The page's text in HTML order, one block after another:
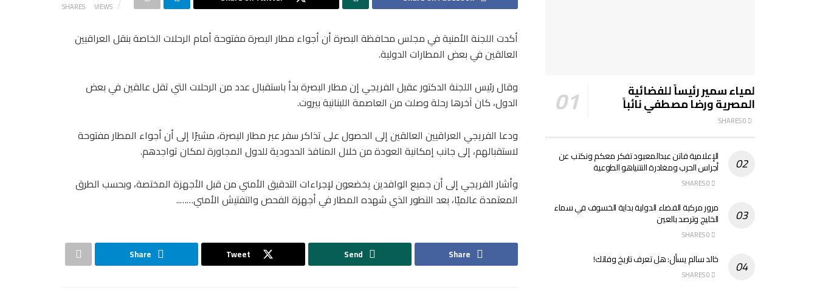
SHARES VIEWS
أكدت اللجنة الأمنية في مجلس محافظة البصرة أن أجواء مطار البصرة مفتوحة أمام الرحلات الخاصة بنقل العراقيين
العالقين في بعض المطارات الدولية.
وقال رئيس اللجنة الدكتور عقيل الفريجي إن مطار البصرة بدأ باستقبال عدد من الرحلات التي تقل عالقين في بعض
الدول، كان آخرها رحلة وصلت من العاصمة اللبنانية بيروت.
ودعا الفريجي العراقيين العالقين إلى الحصول على تذاكر سفر عبر مطار البصرة، مشيرًا إلى أن أجواء المطار مفتوحة
لاستقبالهم، إلى جانب إمكانية العودة من خلال المنافذ الحدودية للدول المجاورة لمكان تواجدهم.
وأشار الفريجي إلى أن جميع الوافدين يخضعون لإجراءات التدقيق الأمني من قبل الأجهزة المختصة، وبحسب الطرق
المعتمدة عالميًا، بعد التطور الذي شهده المطار في أجهزة الفحص والتفتيش الأمني……..
Share
Send
Tweet
Share
لمياء سمير رئيساً للفضائية
المصرية ورضا مصطفي نائباً
الإعلامية فاتن عبدالمعبود تفكر معكم ونكتب عن
أجراس الحرب ومغادرة النتنياهو الطوعية
مرور مركبة الفضاء الدولية بداية الخسوف في سماء
الخليج وترصد بالعين
خالد سالم يسأل: هل تعرف تاريخ وفاتك!